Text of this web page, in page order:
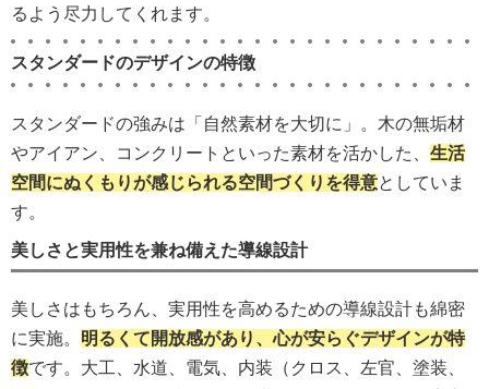
るよう尽力してくれます。
スタンダードのデザインの特徴
スタンダードの強みは「自然素材を大切に」。木の無垢材
やアイアン、コンクリートといった素材を活かした、 生活
空間にぬくもりが感じられる空間づくりを得意としていま
す。
美しさと実用性を兼ね備えた導線設計
美しさはもちろん、実用性を高めるための導線設計も綿密
に実施。 明るくて開放感があり、心が安らぐデザインが特
徴です。大工、水道、電気、内装（クロス、左官、塗装、